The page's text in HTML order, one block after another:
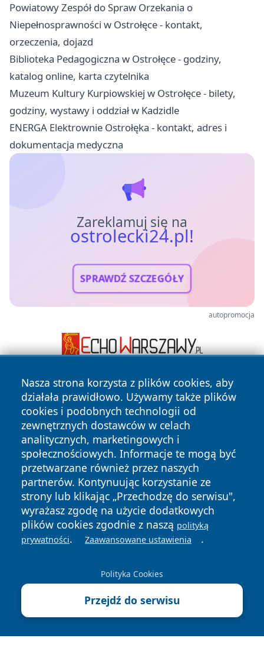
Powiatowy Zespół do Spraw Orzekania o
Niepełnosprawności w Ostrołęce - kontakt,
orzeczenia, dojazd
Biblioteka Pedagogiczna w Ostrołęce - godziny,
katalog online, karta czytelnika
Muzeum Kultury Kurpiowskiej w Ostrołęce - bilety,
godziny, wystawy i oddział w Kadzidle
ENERGA Elektrownie Ostrołęka - kontakt, adres i
dokumentacja medyczna
Zareklamuj się na
ostrolecki24.pl!
SPRAWDŹ SZCZEGÓŁY
autopromocja
Nasza strona korzysta z plików cookies, aby
działała prawidłowo. Używamy także plików
cookies i podobnych technologii od
zewnętrznych dostawców w celach
analitycznych, marketingowych i
społecznościowych. Informacje te mogą być
przetwarzane również przez naszych
partnerów. Kontynuując korzystanie ze
strony lub klikając „Przechodzę do serwisu",
wyrażasz zgodę na użycie dodatkowych
plików cookies zgodnie z naszą polityką
prywatności. Zaawansowane ustawienia .
Polityka Cookies
Przejdź do serwisu
Copyright © 2026 ostrolecki24.pl Wszystkie prawa
zastrzeżone.
News Autorzy
Polityka
Prywatności
Polityka
Cookies